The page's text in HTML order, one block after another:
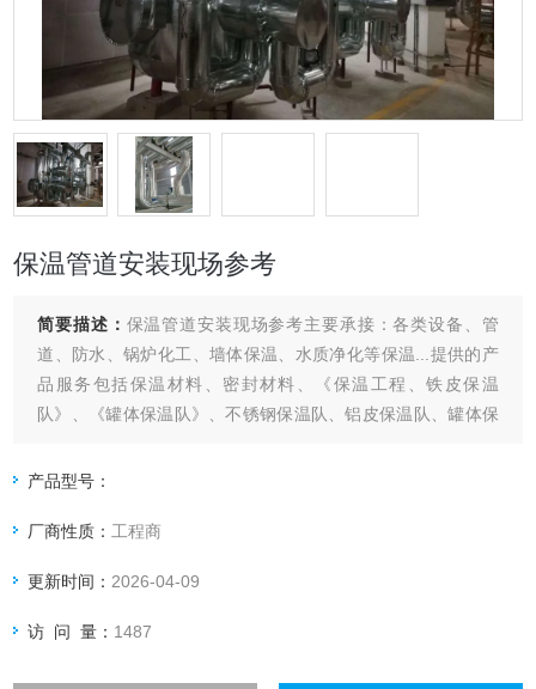
保温管道安装现场参考
简要描述： 保温管道安装现场参考主要承接：各类设备、管
道、防水、锅炉化工、墙体保温、水质净化等保温...提供的产
品服务包括保温材料、密封材料、《保温工程、铁皮保温
队》、《罐体保温队》、不锈钢保温队、铝皮保温队、罐体保
不锈钢罐体保温队。
产品型号：
厂商性质： 工程商
更新时间： 2026-04-09
访 问 量： 1487